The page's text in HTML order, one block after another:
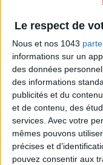
Le respect de
Nous et nos 1043
informations sur un
des données
des informations
publicités et du
et de contenu, des
services. Avec votre
mêmes pouvons
précises et
pouvez consentir aux
LES